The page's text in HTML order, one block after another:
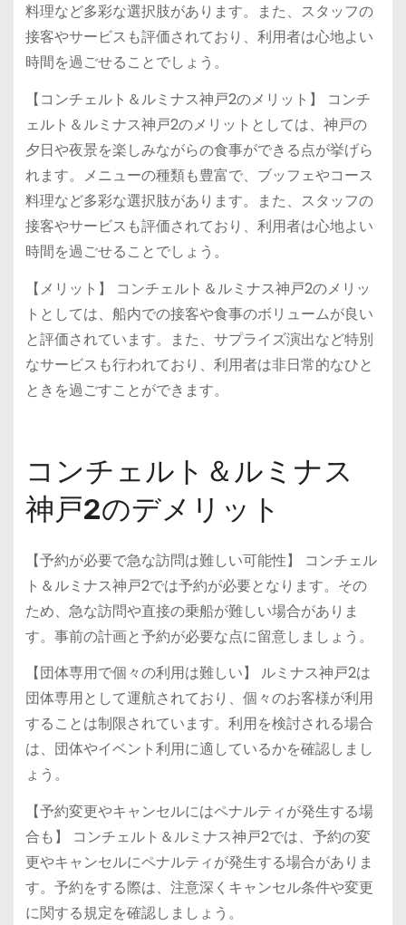
料理など多彩な選択肢があります。また、スタッフの
接客やサービスも評価されており、利用者は心地よい
時間を過ごせることでしょう。
【コンチェルト＆ルミナス神戸2のメリット】 コンチ
ェルト＆ルミナス神戸2のメリットとしては、神戸の
夕日や夜景を楽しみながらの食事ができる点が挙げら
れます。メニューの種類も豊富で、ブッフェやコース
料理など多彩な選択肢があります。また、スタッフの
接客やサービスも評価されており、利用者は心地よい
時間を過ごせることでしょう。
【メリット】 コンチェルト＆ルミナス神戸2のメリッ
トとしては、船内での接客や食事のボリュームが良い
と評価されています。また、サプライズ演出など特別
なサービスも行われており、利用者は非日常的なひと
ときを過ごすことができます。
コンチェルト＆ルミナス
神戸2のデメリット
【予約が必要で急な訪問は難しい可能性】 コンチェル
ト＆ルミナス神戸2では予約が必要となります。その
ため、急な訪問や直接の乗船が難しい場合がありま
す。事前の計画と予約が必要な点に留意しましょう。
【団体専用で個々の利用は難しい】 ルミナス神戸2は
団体専用として運航されており、個々のお客様が利用
することは制限されています。利用を検討される場合
は、団体やイベント利用に適しているかを確認しまし
ょう。
【予約変更やキャンセルにはペナルティが発生する場
合も】 コンチェルト＆ルミナス神戸2では、予約の変
更やキャンセルにペナルティが発生する場合がありま
す。予約をする際は、注意深くキャンセル条件や変更
に関する規定を確認しましょう。